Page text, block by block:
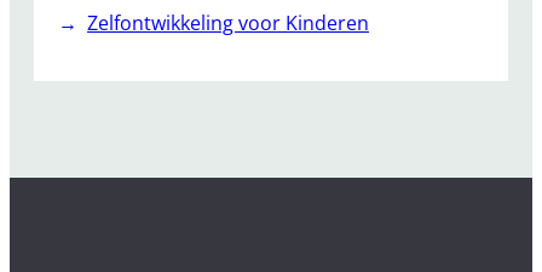
Zelfontwikkeling voor Kinderen